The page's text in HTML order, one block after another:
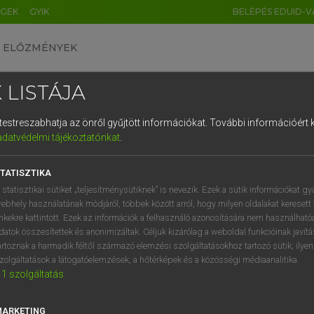
GYIK BELÉPÉS EDUID-
ELŐZMÉNYEK
szótár
VAN ELŐFIZETÉSED?
megtekintéséhez.
LISTÁJA
az önről gyűjtött információkat. További információért
tájékoztatónkat.
statisztikai sütiket „teljesítménysütiknek” is nevezik. Ezek a sütik információkat
használatának módjáról, többek között arról, hogy milyen oldalakat keresett
kattintott. Ezek az információk a felhasználó azonosítására nem
összesítettek és anonimizáltak. Céljuk kizárólag a weboldal funkcióinak
a harmadik féltől származó elemzési szolgáltatásokhoz tartozó sütik;
a látogatóelemzések, a hőtérképek és a közösségi médiaanalitika.
1 szolgáltatás
DE CN FR ES IT NL
1 2 3 4 5 6 7 8 9
q w e r t z u i
a s d f g h j k l é
í y x c v b n m , .